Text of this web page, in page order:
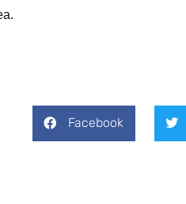
Facebook